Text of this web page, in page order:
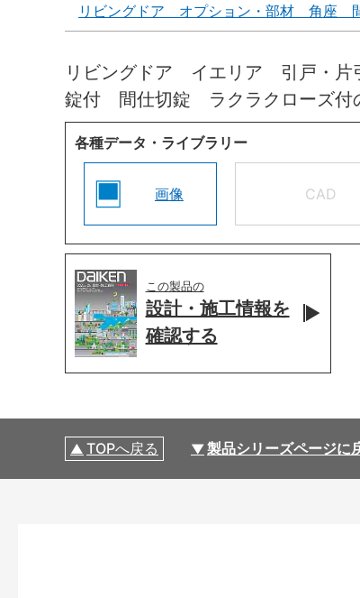
リビングドア オプション・部材 角座
リビングドア イエリア 引戸・
錠付 間仕切錠 ラクラクローズ付
各種データ・ライブラリー
画像 CAD
この製品の
設計・施工情報を
確認する
TOPへ戻る 製品シリーズページに